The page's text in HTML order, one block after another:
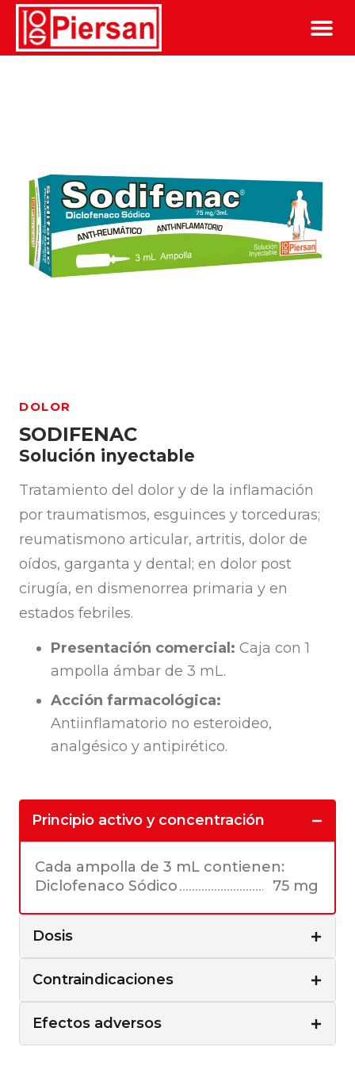
DOLOR
SODIFENAC
Solución inyectable
Tratamiento del dolor y de la inflamación
por traumatismos, esguinces y torceduras;
reumatismono articular, artritis, dolor de
oídos, garganta y dental; en dolor post
cirugía, en dismenorrea primaria y en
estados febriles.
Presentación comercial: Caja con 1
ampolla ámbar de 3 mL.
Acción farmacológica:
Antiinflamatorio no esteroideo,
analgésico y antipirético.
Principio activo y concentración
Cada ampolla de 3 mL contienen:
Diclofenaco Sódico
75 mg
Dosis
Contraindicaciones
Efectos adversos